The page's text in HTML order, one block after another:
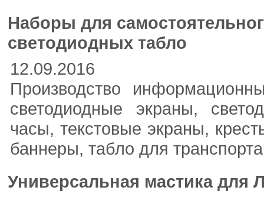
Наборы для
светодиодных табло
12.09.2016
Производство
светодиодные экраны,
часы, текстовые экраны,
баннеры, табло для
Универсальная мастика для